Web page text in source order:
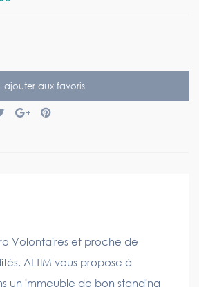
ajouter aux favoris
Volontaires et proche de
ALTIM vous propose à
un immeuble de bon standing